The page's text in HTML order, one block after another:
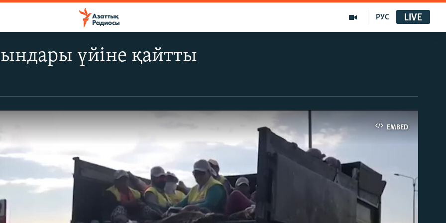
РУС LIVE
үйіне қайтты
EMBED